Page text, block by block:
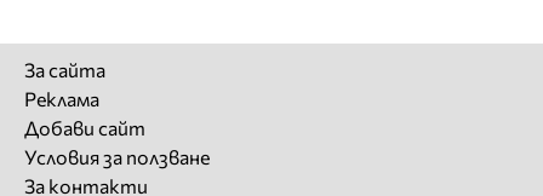
За сайта
Реклама
Добави сайт
Условия за ползване
За контакти